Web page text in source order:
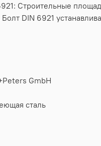
Строительные
DIN 6921
GmbH
сталь